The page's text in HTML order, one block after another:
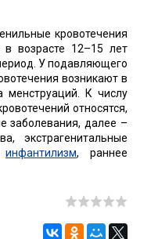
кровотечения
возрасте 12–15 лет
У подавляющего
возникают в
менструаций. К числу
относятся,
заболевания, далее –
экстрагенитальные
инфантилизм, раннее